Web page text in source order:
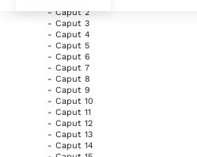
Lezen
Documenten
Thema’s
Berichten
- Caput 2
- Caput 3
- Caput 4
- Caput 5
- Caput 6
- Caput 7
- Caput 8
- Caput 9
- Caput 10
- Caput 11
- Caput 12
- Caput 13
- Caput 14